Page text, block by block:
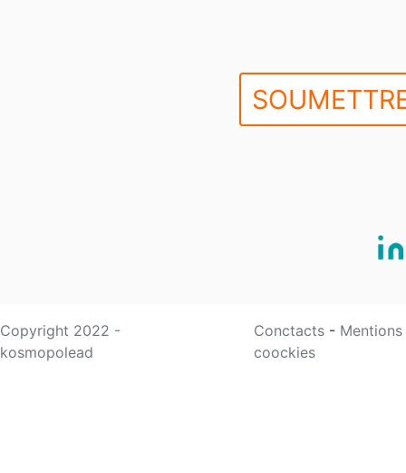
Copyright 2022 -
kosmopolead
Conctacts -
coockies